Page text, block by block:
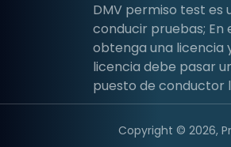
DMV permiso test es
conducir pruebas;
obtenga una licencia
licencia debe pasar
puesto de conductor
Copyright © 2026,